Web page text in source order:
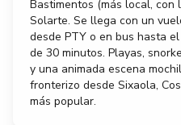
Bastimentos (más local, con
Solarte. Se llega con un
desde PTY o en bus hasta
de 30 minutos. Playas,
y una animada escena
fronterizo desde Sixaola,
más popular.